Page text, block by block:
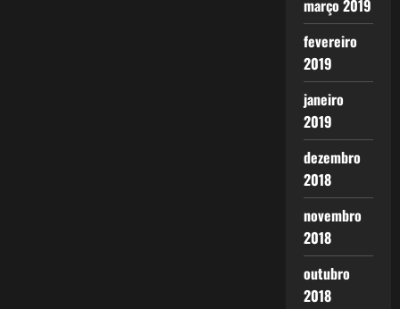
março 2019
fevereiro
2019
janeiro
2019
dezembro
2018
novembro
2018
outubro
2018